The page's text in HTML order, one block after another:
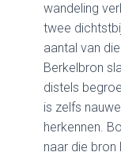
wandeling
twee
aantal van
Berkelbron
distels
is zelfs
herkennen.
naar die